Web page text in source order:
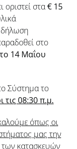
οριστεί στα€ 15
στο
14 Μαΐου
Σύστημα το
τις 08:30 π.μ.
όπως οι
μας την
των κατασκευών